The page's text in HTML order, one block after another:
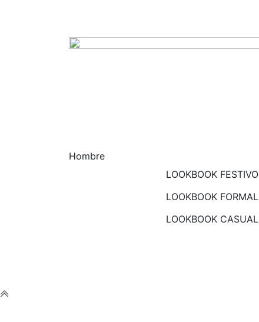
Hombre
LOOKBOOK FESTIVO
LOOKBOOK FORMAL
LOOKBOOK CASUAL